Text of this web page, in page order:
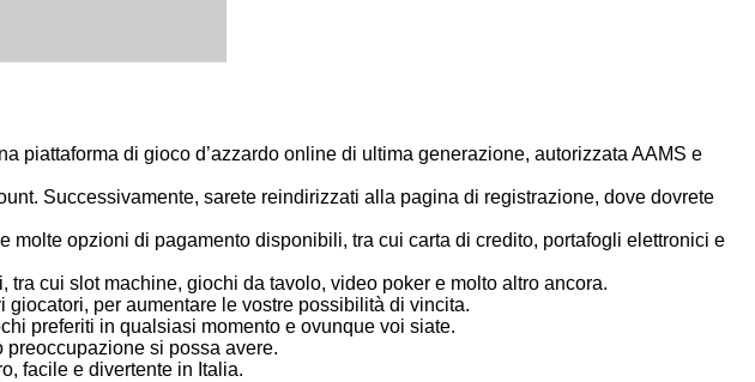
di gioco d’azzardo online di ultima generazione, autorizzata AAMS e
Successivamente, sarete reindirizzati alla pagina di registrazione, dove dovrete
opzioni di pagamento disponibili, tra cui carta di credito, portafogli elettronici e
cui slot machine, giochi da tavolo, video poker e molto altro ancora.
per aumentare le vostre possibilità di vincita.
preferiti in qualsiasi momento e ovunque voi siate.
si possa avere.
facile e divertente in Italia.